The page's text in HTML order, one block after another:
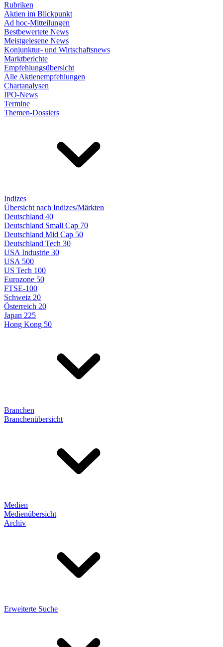
Rubriken
Aktien im Blickpunkt
Ad hoc-Mitteilungen
Bestbewertete News
Meistgelesene News
Konjunktur- und Wirtschaftsnews
Marktberichte
Empfehlungsübersicht
Alle Aktienempfehlungen
Chartanalysen
IPO-News
Termine
Themen-Dossiers
Indizes
Übersicht nach Indizes/Märkten
Deutschland 40
Deutschland Small Cap 70
Deutschland Mid Cap 50
Deutschland Tech 30
USA Industrie 30
USA 500
US Tech 100
Eurozone 50
FTSE-100
Schweiz 20
Österreich 20
Japan 225
Hong Kong 50
Branchen
Branchenübersicht
Medien
Medienübersicht
Archiv
Erweiterte Suche